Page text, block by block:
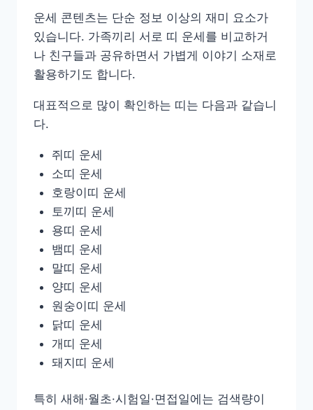
운세 콘텐츠는 단순 정보 이상의 재미 요소가
있습니다. 가족끼리 서로 띠 운세를 비교하거
나 친구들과 공유하면서 가볍게 이야기 소재로
활용하기도 합니다.
대표적으로 많이 확인하는 띠는 다음과 같습니
다.
쥐띠 운세
소띠 운세
호랑이띠 운세
토끼띠 운세
용띠 운세
뱀띠 운세
말띠 운세
양띠 운세
원숭이띠 운세
닭띠 운세
개띠 운세
돼지띠 운세
특히 새해·월초·시험일·면접일에는 검색량이